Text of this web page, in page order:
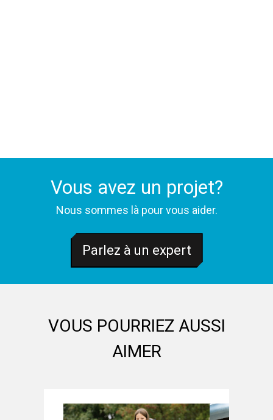
Vous avez un projet?
Nous sommes là pour vous aider.
Parlez à un expert
VOUS POURRIEZ AUSSI
AIMER